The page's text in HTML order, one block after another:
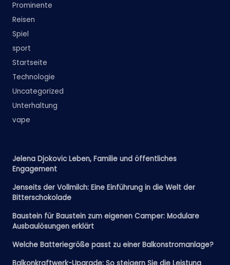
Prominente
Reisen
Spiel
sport
Startseite
Technologie
Uncategorized
Unterhaltung
vape
Jelena Djokovic Leben, Familie und öffentliches
Engagement
Jenseits der Vollmilch: Eine Einführung in die Welt der
Bitterschokolade
Baustein für Baustein zum eigenen Camper: Modulare
Ausbaulösungen erklärt
Welche Batteriegröße passt zu einer Balkonstromanlage?